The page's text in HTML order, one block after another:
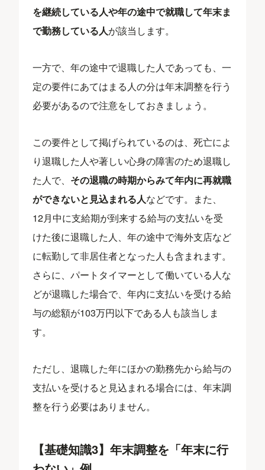
を継続している人や年の途中で就職して年末ま
で勤務している人が該当します。
一方で、年の途中で退職した人であっても、一
定の要件にあてはまる人の分は年末調整を行う
必要があるので注意をしておきましょう。
この要件として掲げられているのは、死亡によ
り退職した人や著しい心身の障害のため退職し
た人で、 その退職の時期からみて年内に再就職
ができないと見込まれる人などです。また、
12月中に支給期が到来する給与の支払いを受
けた後に退職した人、年の途中で海外支店など
に転勤して非居住者となった人も含まれます。
さらに、パートタイマーとして働いている人な
どが退職した場合で、年内に支払いを受ける給
与の総額が103万円以下である人も該当しま
す。
ただし、退職した年にほかの勤務先から給与の
支払いを受けると見込まれる場合には、年末調
整を行う必要はありません。
【基礎知識3】年末調整を「年末に行